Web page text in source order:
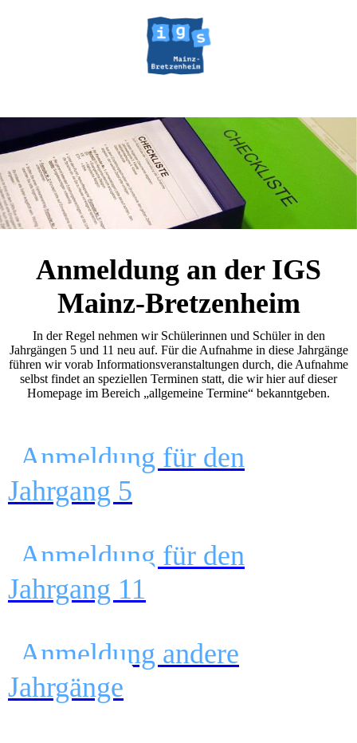
Anmeldung an der IGS
Mainz-Bretzenheim
In der Regel nehmen wir Schülerinnen und Schüler in den
Jahrgängen 5 und 11 neu auf. Für die Aufnahme in diese Jahrgänge
führen wir vorab Informationsveranstaltungen durch, die Aufnahme
selbst findet an speziellen Terminen statt, die wir hier auf dieser
Homepage im Bereich „allgemeine Termine“ bekanntgeben.
Anmeldung für den
Jahrgang 5
Anmeldung für den
Jahrgang 11
Anmeldung andere
Jahrgänge